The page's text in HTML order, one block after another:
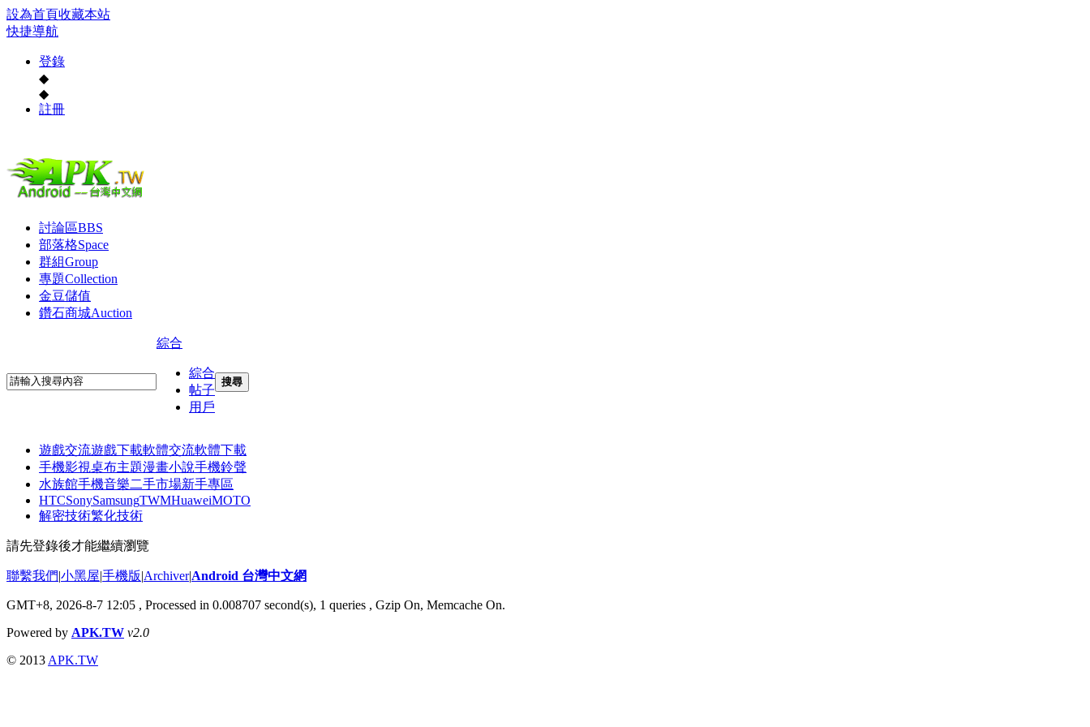
設為首頁收藏本站
快捷導航
登錄
◆
◆
註冊
討論區BBS
部落格Space
群組Group
專題Collection
金豆儲值
鑽石商城Auction
綜合
綜合
帖子
用戶
搜尋
遊戲交流遊戲下載軟體交流軟體下載
手機影視桌布主題漫畫小說手機鈴聲
水族館手機音樂二手市場新手專區
HTCSonySamsungTWMHuaweiMOTO
解密技術繁化技術
請先登錄後才能繼續瀏覽
聯繫我們|小黑屋|手機版|Archiver|Android 台灣中文網
GMT+8, 2026-8-7 12:05 , Processed in 0.008707 second(s), 1 queries , Gzip On, Memcache On.
Powered by APK.TW v2.0
© 2013 APK.TW